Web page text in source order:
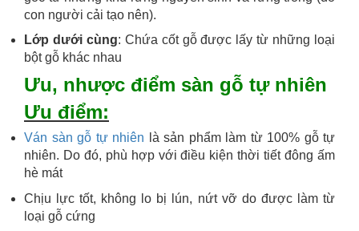
con người cải tạo nên).
Lớp dưới cùng: Chứa cốt gỗ được lấy từ những loại
bột gỗ khác nhau
Ưu, nhược điểm sàn gỗ tự nhiên
Ưu điểm:
Ván sàn gỗ tự nhiên là sản phẩm làm từ 100% gỗ tự
nhiên. Do đó, phù hợp với điều kiện thời tiết đông ấm
hè mát
Chịu lực tốt, không lo bị lún, nứt vỡ do được làm từ
loại gỗ cứng